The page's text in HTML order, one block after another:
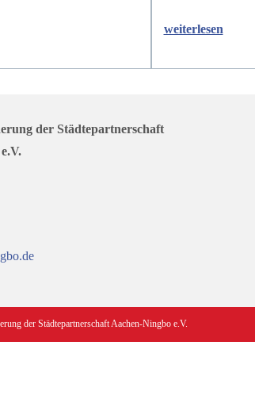
weiterlesen
der Städtepartnerschaft
der Städtepartnerschaft Aachen-Ningbo e.V.